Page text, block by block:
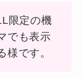
限定の機
でも表示
様です。